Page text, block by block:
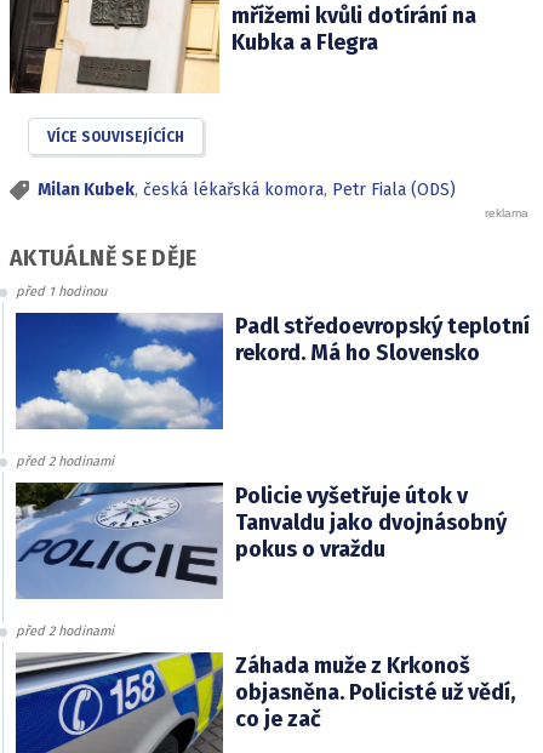
mřížemi kvůli dotírání na
Kubka a Flegra
VÍCE SOUVISEJÍCÍCH
Milan Kubek, česká lékařská komora, Petr Fiala (ODS)
AKTUÁLNĚ SE DĚJE
před 1 hodinou
Padl středoevropský teplotní
rekord. Má ho Slovensko
před 2 hodinami
Policie vyšetřuje útok v
Tanvaldu jako dvojnásobný
pokus o vraždu
před 2 hodinami
Záhada muže z Krkonoš
objasněna. Policisté už vědí,
co je zač